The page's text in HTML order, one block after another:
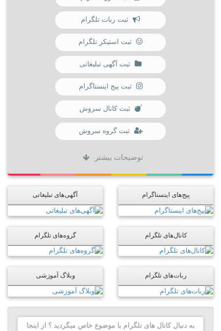
ثبت ربات تلگرام
ثبت استیکر تلگرام
ثبت آگهی تبلیغاتی
ثبت پیج اینستاگرام
ثبت کانال سروش
ثبت گروه سروش
توضیحات بیشتر
پیج‌های اینستاگرام آگهی‌های تبلیغاتی
کانال‌های تلگرام گروه‌های تلگرام
ربات‌های تلگرام وبلاگ آموزشی
به دنبال کانال های تلگرام با موضوع خاص میگردید ؟ از اینجا